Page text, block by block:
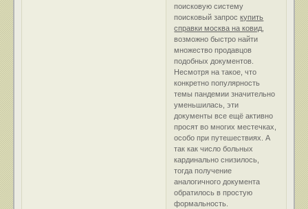
поисковую систему
поисковый запроскупить
справки москва на ковид
возможно быстро найти
множество продавцов
подобных документов.
Несмотря на такое, что
конкретно популярность
темы пандемии значительно
уменьшилась, эти
документы все ещё активно
просят во многих местечках,
особо при путешествиях. А
так как число больных
кардинально снизилось,
тогда получение
аналогичного документа
обратилось в простую
формальность.